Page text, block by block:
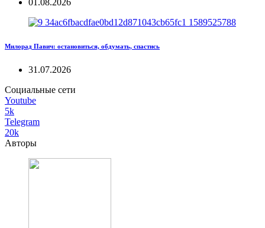
01.08.2026
Милорад Павич: остановиться, обдумать, спастись
31.07.2026
Социальные сети
Youtube
5k
Telegram
20k
Авторы